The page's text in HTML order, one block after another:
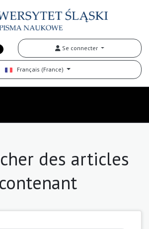
Se connecter
Français (France)
des articles
contenant